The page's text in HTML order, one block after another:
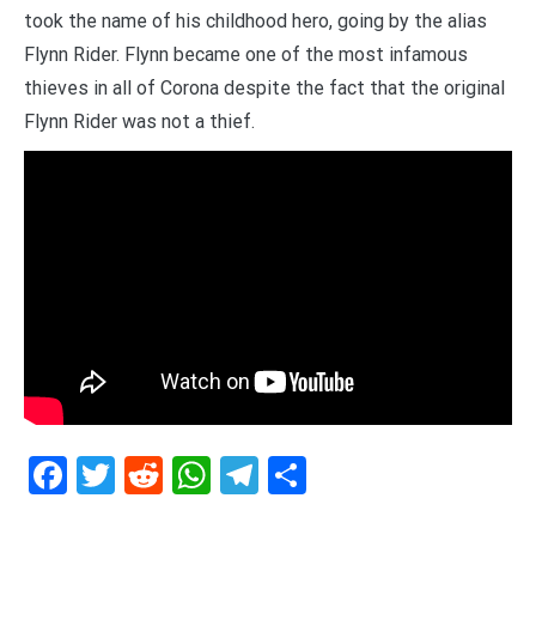
took the name of his childhood hero, going by the alias
Flynn Rider. Flynn became one of the most infamous
thieves in all of Corona despite the fact that the original
Flynn Rider was not a thief.
Facebook
Twitter
RedditWhatsApp
Telegram